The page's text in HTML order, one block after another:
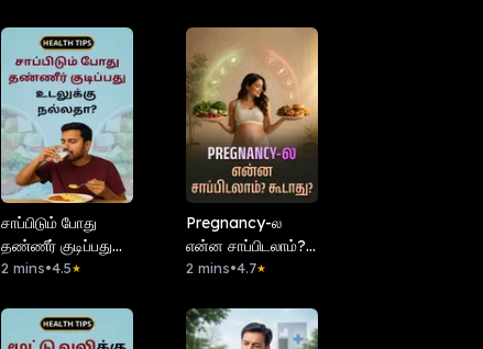
சாப்பிடும் போது
தண்ணீர் குடிப்பது
உடலுக்கு நல்லதா?
2 mins•4.5★
Pregnancy-ல
என்ன சாப்பிடலாம்?
கூடாது?
2 mins•4.7★